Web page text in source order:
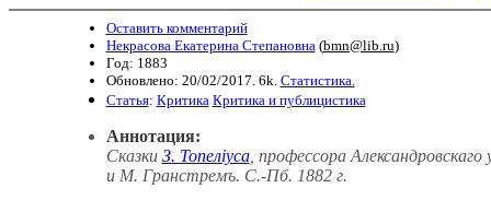
Оставить комментарий
Некрасова Екатерина Степановна (bmn@lib.ru)
Год: 1883
Обновлено: 20/02/2017. 6k. Статистика.
Статья: Критика Критика и публицистика
Аннотация:
Сказки З. Топеліуса, профессора
и М. Гранстремъ. С.-Пб. 1882 г.